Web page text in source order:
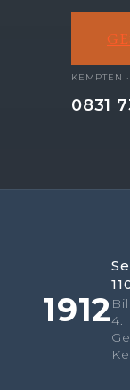
KEMPTEN
0831
19124.